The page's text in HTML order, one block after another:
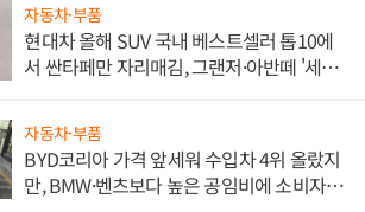
자동차·부품
현대차 올해 SUV 국내 베스트셀러 톱10에
서 싼타페만 자리매김, 그랜저·아반떼 '세단
자동차·부품
BYD코리아 가격 앞세워 수입차 4위 올랐지
만, BMW·벤츠보다 높은 공임비에 소비자